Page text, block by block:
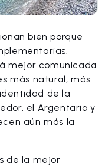
bien porque
mejor comunicada
más natural, más
de la
el Argentario y
aún más la
de la mejor